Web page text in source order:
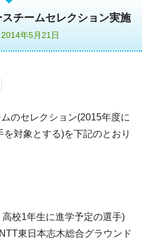
チームセレクション実施
年5月21日
のセレクション(2015年度に
対象とする)を下記のとおり
校1年生に進学予定の選手)
東日本志木総合グラウンド